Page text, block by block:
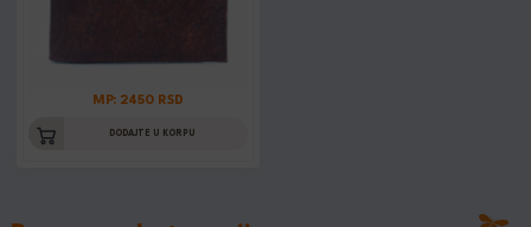
MP: 2450 RSD
DODAJTE U KORPU